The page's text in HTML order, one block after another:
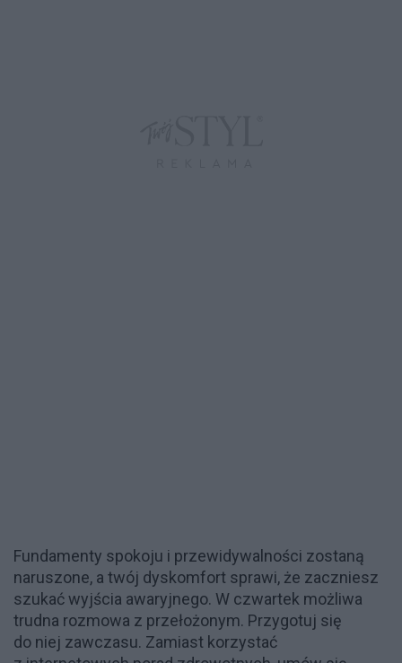
Fundamenty spokoju i przewidywalności zostaną
naruszone, a twój dyskomfort sprawi, że zaczniesz
szukać wyjścia awaryjnego. W czwartek możliwa
trudna rozmowa z przełożonym. Przygotuj się
do niej zawczasu. Zamiast korzystać